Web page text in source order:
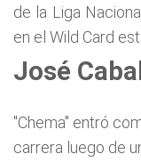
de la Liga
en el Wild Card
José
"Chema" entró
carrera luego de